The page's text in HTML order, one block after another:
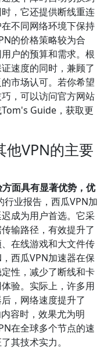
，它还提供断线重连
不同网络环境下保持
的价格策略较为合
户的预算和需求。根
速度的同时，兼顾了
市场认可。若你希望
，可以访问官方网站
Guide，获取更
他VPN的主要
面具有显著优势，优
行业报告，西瓜VPN加
成为用户首选。它采
输路径，有效提升了
在线游戏和大文件传
西瓜VPN加速器在保
性，减少了断线和卡
验。实际上，许多用
，网络速度提升了
容时，效果尤为明
在全球多个节点的速
其技术实力。